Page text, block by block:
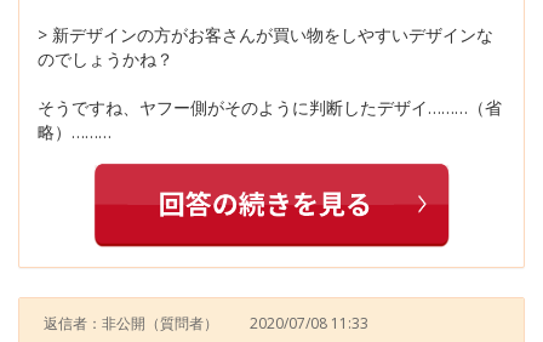
> 新デザインの方がお客さんが買い物をしやすいデザインな
のでしょうかね？
そうですね、ヤフー側がそのように判断したデザイ………（省
略）………
返信者：非公開 （質問者） 2020/07/08 11:33